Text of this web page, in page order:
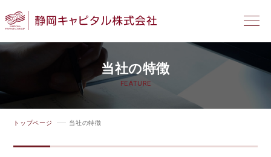
当社の特徴
FEATURE
トップページ 当社の特徴